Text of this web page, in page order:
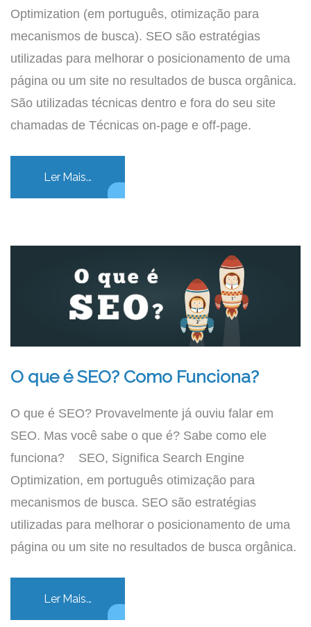
Optimization (em português, otimização para
mecanismos de busca). SEO são estratégias
utilizadas para melhorar o posicionamento de uma
página ou um site no resultados de busca orgânica.
São utilizadas técnicas dentro e fora do seu site
chamadas de Técnicas on-page e off-page.
Ler Mais...
O que é SEO? Como Funciona?
O que é SEO? Provavelmente já ouviu falar em
SEO. Mas você sabe o que é? Sabe como ele
funciona? SEO, Significa Search Engine
Optimization, em português otimização para
mecanismos de busca. SEO são estratégias
utilizadas para melhorar o posicionamento de uma
página ou um site no resultados de busca orgânica.
Ler Mais...